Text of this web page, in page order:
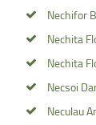
Nechifor
Nechita
Nechita
Necsoi
Neculau